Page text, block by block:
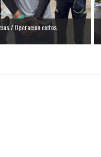
/ Operacion exitos...